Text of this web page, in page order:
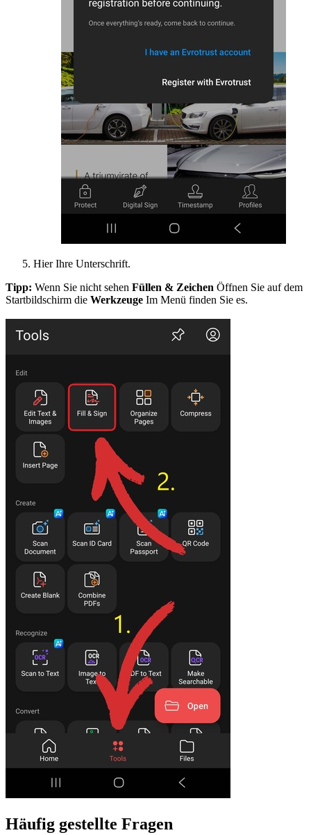
Hier Ihre Unterschrift.
Tipp: Wenn Sie nicht sehen Füllen & Zeichen Öffnen Sie auf dem
Startbildschirm die Werkzeuge Im Menü finden Sie es.
Häufig gestellte Fragen